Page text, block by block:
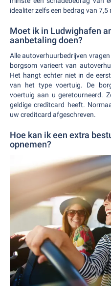
idealiter zelfs een bedrag van 7,5
Moet ik in Ludwighafen
aanbetaling doen?
Alle autoverhuurbedrijven vragen
borgsom varieert van
Het hangt echter niet in de
van het type voertuig. De
voertuig aan u geretourneerd.
geldige creditcard heeft.
uw creditcard afgeschreven.
Hoe kan ik een extra
opnemen?